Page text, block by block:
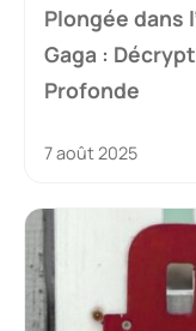
Plongée dans
Gaga :
Profonde
7 août 2025